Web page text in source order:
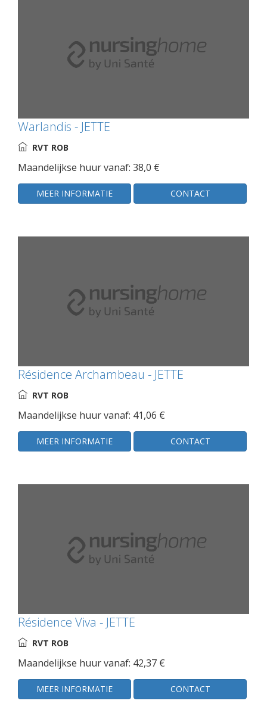
Warlandis - JETTE
RVT ROB
Maandelijkse huur vanaf: 38,0 €
MEER INFORMATIE CONTACT
Résidence Archambeau - JETTE
RVT ROB
Maandelijkse huur vanaf: 41,06 €
MEER INFORMATIE CONTACT
Résidence Viva - JETTE
RVT ROB
Maandelijkse huur vanaf: 42,37 €
MEER INFORMATIE CONTACT